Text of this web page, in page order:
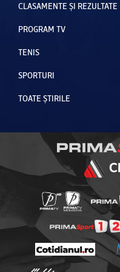
CLASAMENTE ȘI REZULTATE
PROGRAM TV
TENIS
SPORTURI
TOATE ȘTIRILE